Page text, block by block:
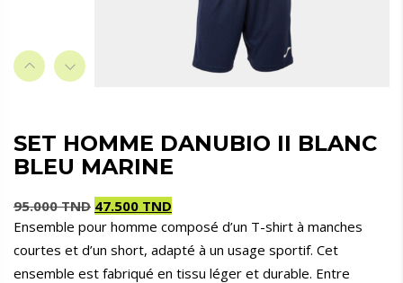
SET HOMME DANUBIO II BLANC
BLEU MARINE
95.000TND
Le
prix
initial
47.500 TND
Le
prix
actuel
Ensemble pour homme composé d’un T-shirt à manches
courtes et d’un short, adapté à un usage sportif. Cet
ensemble est fabriqué en tissu léger et durable. Entre